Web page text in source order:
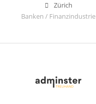
Zürich
Banken / Finanzindustrie